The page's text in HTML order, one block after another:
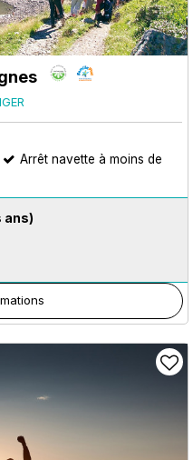
Arrêt navette à moins de
ans)